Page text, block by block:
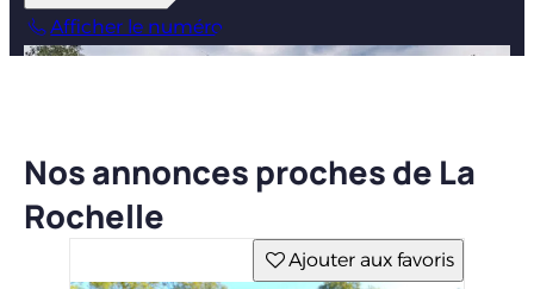
Afficher le numéro
Nos annonces proches de La
Rochelle
Ajouter aux favoris